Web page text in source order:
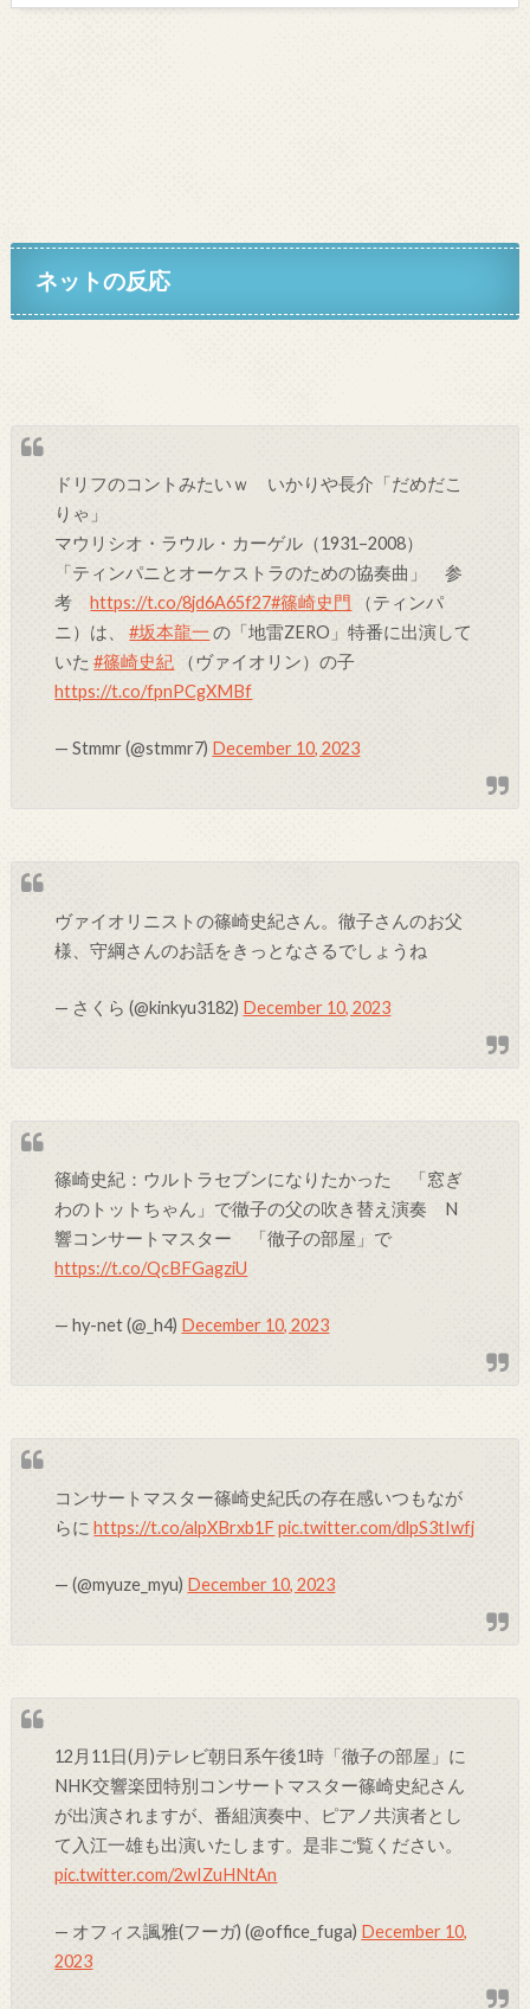
ネットの反応
ドリフのコントみたいｗ いかりや長介「だめだこ
りゃ」
マウリシオ・ラウル・カーゲル（1931–2008）
「ティンパニとオーケストラのための協奏曲」 参
考https://t.co/8jd6A65f27#篠崎史門
（ティンパ
ニ）は、#坂本龍一 の「地雷ZERO」特番に出演して
いた#篠崎史紀 （ヴァイオリン）の子
https://t.co/fpnPCgXMBf
— Stmmr (@stmmr7) December 10, 2023
ヴァイオリニストの篠崎史紀さん。徹子さんのお父
様、守綱さんのお話をきっとなさるでしょうね
— さくら (@kinkyu3182) December 10, 2023
篠崎史紀：ウルトラセブンになりたかった 「窓ぎ
わのトットちゃん」で徹子の父の吹き替え演奏 N
響コンサートマスター 「徹子の部屋」で
https://t.co/QcBFGagziU
— hy-net (@_h4) December 10, 2023
コンサートマスター篠崎史紀氏の存在感いつもなが
らにhttps://t.co/alpXBrxb1F pic.twitter.com/dlpS3tIwfj
— (@myuze_myu) December 10, 2023
12月11日(月)テレビ朝日系午後1時「徹子の部屋」に
NHK交響楽団特別コンサートマスター篠崎史紀さん
が出演されますが、番組演奏中、ピアノ共演者とし
て入江一雄も出演いたします。是非ご覧ください。
pic.twitter.com/2wIZuHNtAn
— オフィス諷雅(フーガ) (@office_fuga) December 10,
2023